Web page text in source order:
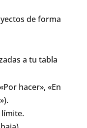
de forma
a tu tabla
hacer», «En
límite.